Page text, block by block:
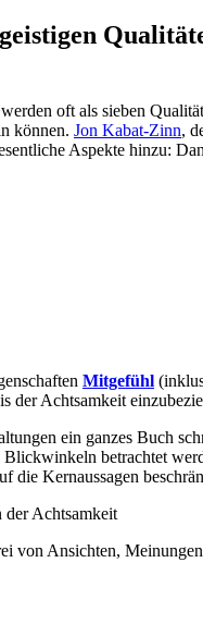
oft als sieben
können. Jon Kabat-Zinn,
Aspekte hinzu:
Mitgefühl
der Achtsamkeit
ein ganzes Buch
betrachtet
die Kernaussagen
von Ansichten,